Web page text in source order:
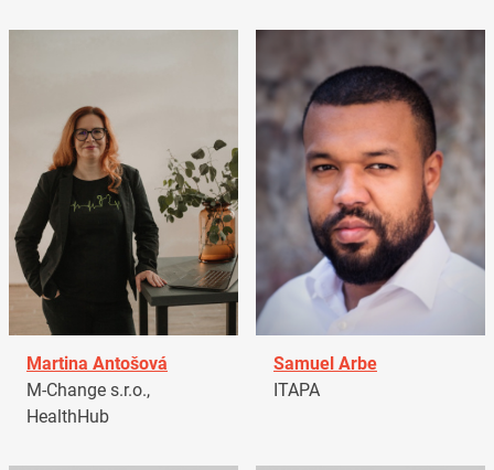
Martina Antošová
M-Change s.r.o.,
HealthHub
Samuel Arbe
ITAPA